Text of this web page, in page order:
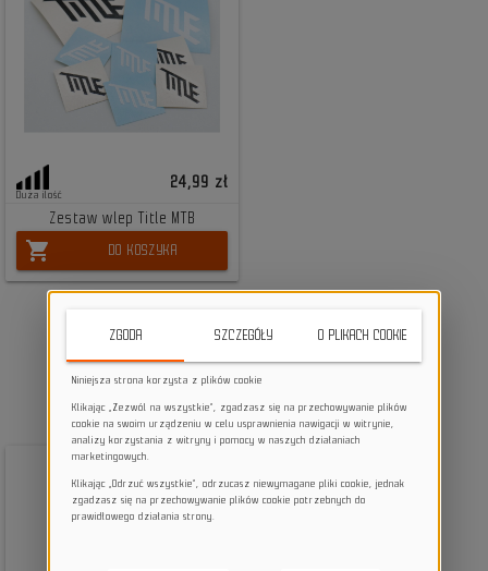
Duża ilość
24,99 zł
Zestaw wlep Title MTB
shopping_cart DO KOSZYKA
ZGODA SZCZEGÓŁY O PLIKACH COOKIE
Niniejsza strona korzysta z plików cookie
Klikając „Zezwól na wszystkie”, zgadzasz się na przechowywanie plików
cookie na swoim urządzeniu w celu usprawnienia nawigacji w witrynie,
analizy korzystania z witryny i pomocy w naszych działaniach
marketingowych.
Klikając „Odrzuć wszystkie”, odrzucasz niewymagane pliki cookie, jednak
zgadzasz się na przechowywanie plików cookie potrzebnych do
prawidłowego działania strony.